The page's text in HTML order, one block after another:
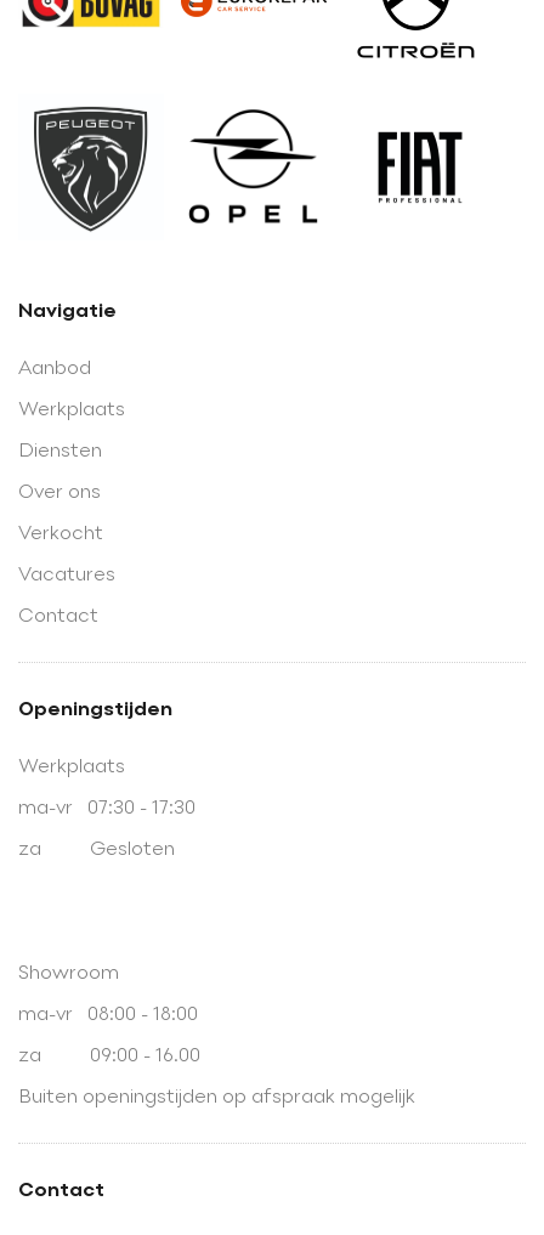
Navigatie
Aanbod
Werkplaats
Diensten
Over ons
Verkocht
Vacatures
Contact
Openingstijden
Werkplaats
ma-vr 07:30 - 17:30
za Gesloten
Showroom
ma-vr 08:00 - 18:00
za 09:00 - 16.00
Buiten openingstijden op afspraak mogelijk
Contact